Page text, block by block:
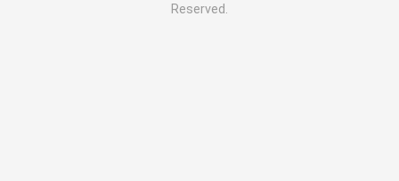
Reserved.